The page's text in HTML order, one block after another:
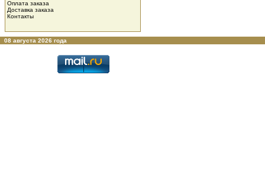
Оплата заказа
Доставка заказа
Контакты
08 августа 2026 года